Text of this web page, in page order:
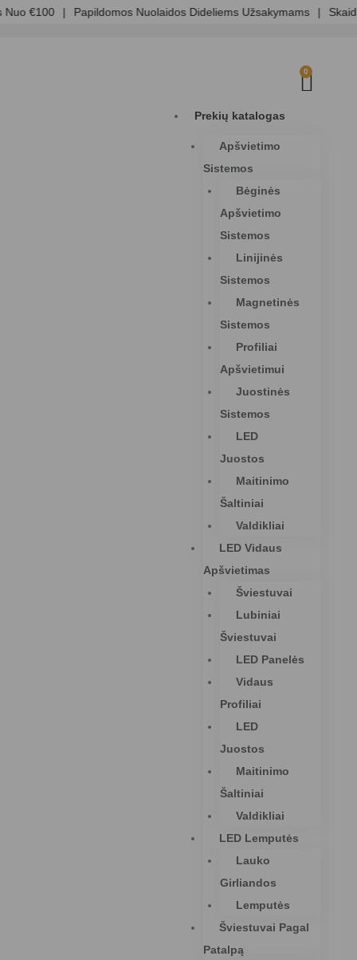
| Papildomos Nuolaidos Dideliems Užsakymams | Skaidri
0
Prekių katalogas
Apšvietimo
Sistemos
Bėginės
Apšvietimo
Sistemos
Linijinės
Sistemos
Magnetinės
Sistemos
Profiliai
Apšvietimui
Juostinės
Sistemos
LED
Juostos
Maitinimo
Šaltiniai
Valdikliai
LED Vidaus
Apšvietimas
Šviestuvai
Lubiniai
Šviestuvai
LED Panelės
Vidaus
Profiliai
LED
Juostos
Maitinimo
Šaltiniai
Valdikliai
LED Lemputės
Lauko
Girliandos
Lemputės
Šviestuvai Pagal
Patalpą